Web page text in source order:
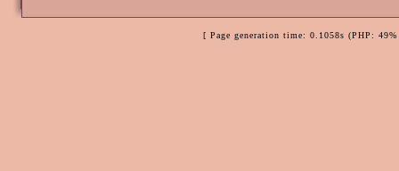
[ Page generation time: 0.1058s (PHP: